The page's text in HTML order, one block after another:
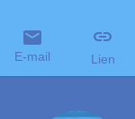
E-mail Lien